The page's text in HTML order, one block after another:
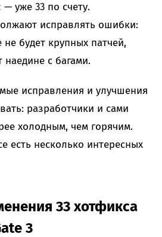
— уже 33 по счету.
исправлять ошибки:
будет крупных патчей,
наедине с багами.
исправления и улучшения
разработчики и сами
холодным, чем горячим.
есть несколько интересных
33 хотфикса
3